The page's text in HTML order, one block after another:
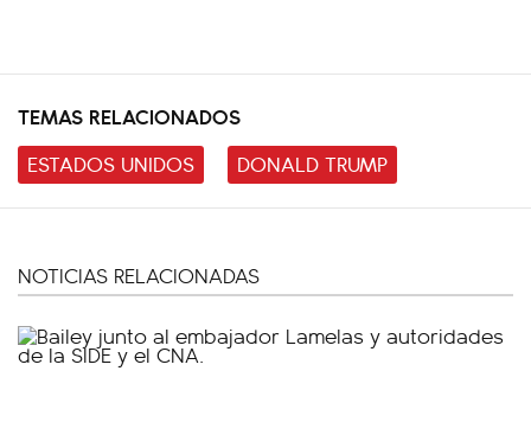
TEMAS RELACIONADOS
ESTADOS UNIDOS
DONALD TRUMP
NOTICIAS RELACIONADAS